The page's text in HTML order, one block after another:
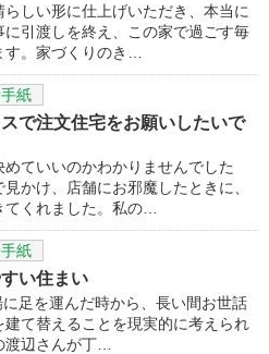
しい形に仕上げいただき、本当に
引渡しを終え、この家で過ごす毎
。家づくりのき…
紙
で注文住宅をお願いしたいで
ていいのかわかりませんでした
かけ、店舗にお邪魔したときに、
くれました。私の…
紙
い住まい
足を運んだ時から、長い間お世話
て替えることを現実的に考えられ
辺さんが丁…